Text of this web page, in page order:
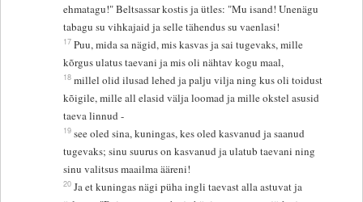
ehmatagu!" Beltsassar kostis ja ütles: "Mu isand! Unenägu
tabagu su vihkajaid ja selle tähendus su vaenlasi!
17 Puu, mida sa nägid, mis kasvas ja sai tugevaks, mille
kõrgus ulatus taevani ja mis oli nähtav kogu maal,
18 millel olid ilusad lehed ja palju vilja ning kus oli toidust
kõigile, mille all elasid välja loomad ja mille okstel asusid
taeva linnud -
19 see oled sina, kuningas, kes oled kasvanud ja saanud
tugevaks; sinu suurus on kasvanud ja ulatub taevani ning
sinu valitsus maailma ääreni!
20 Ja et kuningas nägi püha ingli taevast alla astuvat ja